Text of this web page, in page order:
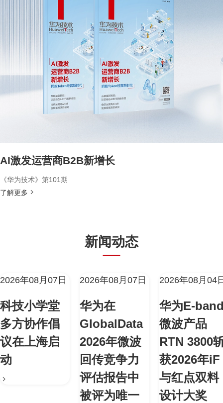
AI激发运营商B2B新增长
《华为技术》第101期
了解更多
新闻动态
2026年08月07日
科技小学堂
多方协作倡
议在上海启
动
2026年08月07日
华为在
GlobalData
2026年微波
回传竞争力
评估报告中
被评为唯一
2026年08月04
华为E-
微波产品
RTN 3800
获2026年iF
与红点双料
设计大奖